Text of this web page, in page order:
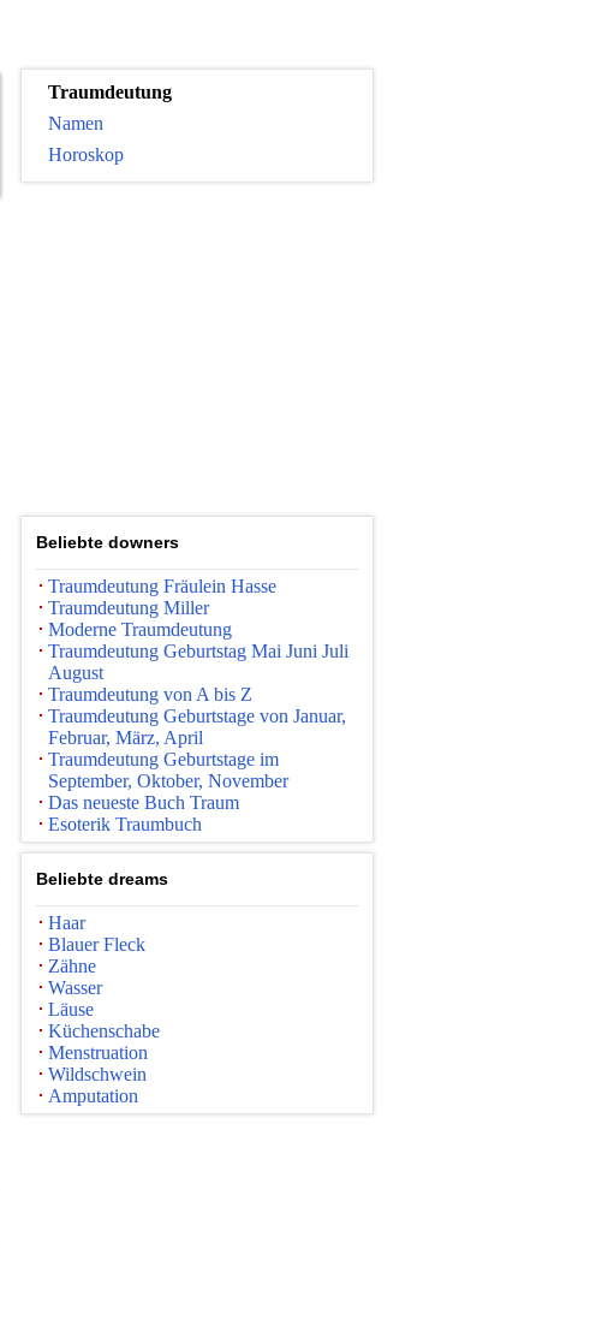
Traumdeutung
Namen
Horoskop
Beliebte downers
Traumdeutung Fräulein Hasse
Traumdeutung Miller
Moderne Traumdeutung
Traumdeutung Geburtstag Mai Juni Juli
August
Traumdeutung von A bis Z
Traumdeutung Geburtstage von Januar,
Februar, März, April
Traumdeutung Geburtstage im
September, Oktober, November
Das neueste Buch Traum
Esoterik Traumbuch
Beliebte dreams
Haar
Blauer Fleck
Zähne
Wasser
Läuse
Küchenschabe
Menstruation
Wildschwein
Amputation